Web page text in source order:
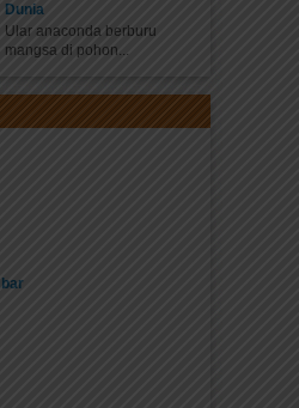
Dunia
Ular anaconda berburu
mangsa di pohon...